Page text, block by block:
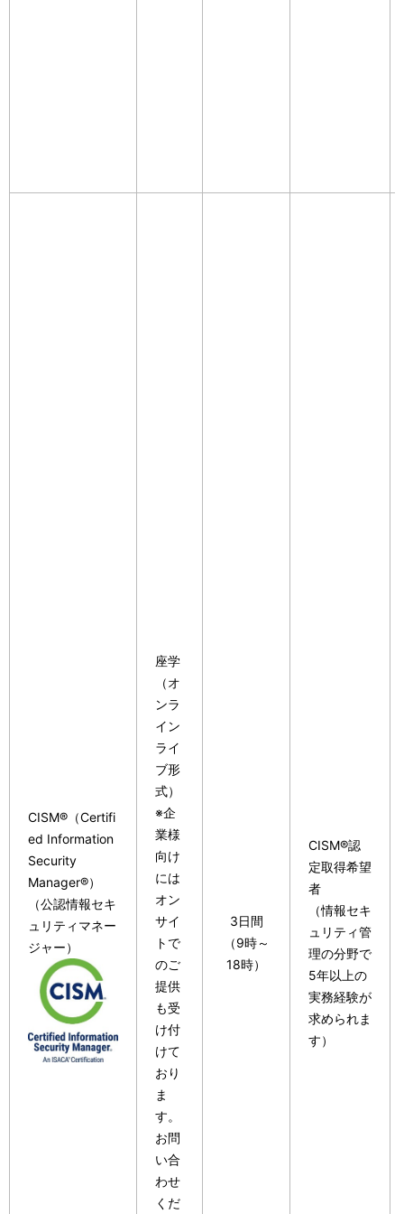
CISM®（Certifi
ed Information
Security
Manager®）
（公認情報セキ
ュリティマネー
ジャー）
座学
（オ
ンラ
イン
ライ
ブ形
式）
※企
業様
向け
には
オン
サイ
トで
のご
提供
も受
け付
けて
おり
ま
す。
お問
い合
わせ
くだ
3日間
（9時～
18時）
CISM®認
定取得希望
者
（情報セキ
ュリティ管
理の分野で
5年以上の
実務経験が
求められま
す）